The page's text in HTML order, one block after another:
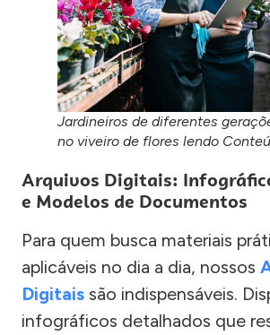
Jardineiros de diferentes
no viveiro de flores lendo
Arquivos Digitais:
e Modelos de Documentos
Para quem busca materiais
aplicáveis no dia a dia, nossos
Digitais são indispensáveis.
infográficos detalhados que